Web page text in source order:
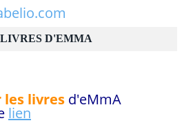
LIVRES D'EMMA
les livres d'eMmA
lien